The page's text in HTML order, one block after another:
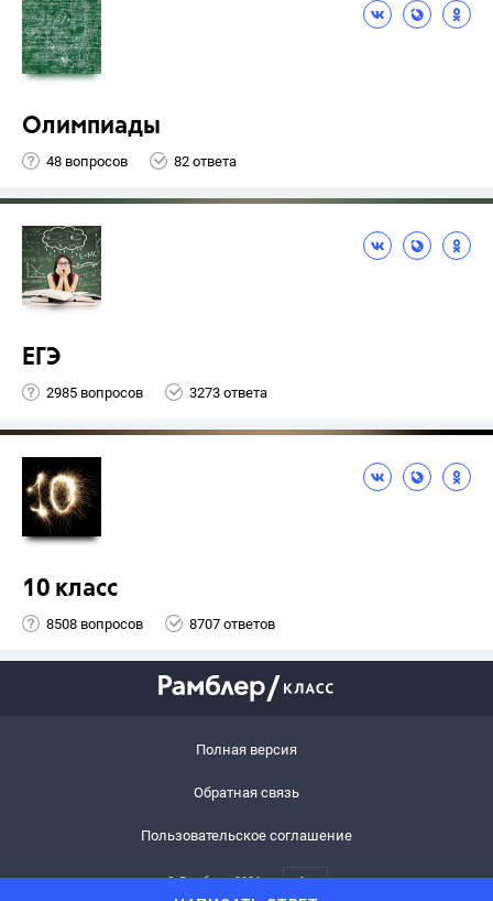
Олимпиады
48 вопросов 82 ответа
ЕГЭ
2985 вопросов 3273 ответа
10 класс
8508 вопросов 8707 ответов
Полная версия
Обратная связь
Пользовательское соглашение
© Рамблер,2026 6+